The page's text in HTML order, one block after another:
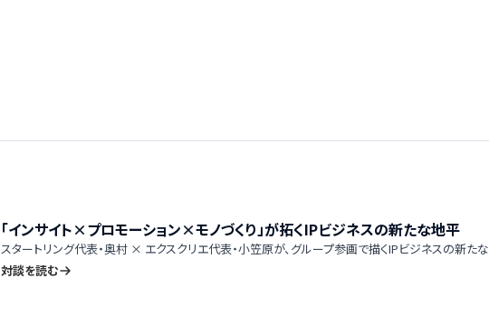
「インサイト×プロモーション×モノづくり」が拓くIPビジネスの新たな地平
スタートリング代表・奥村 × エクスクリエ代表・小笠原が、グループ参画で描くIPビジネスの新た
対談を読む